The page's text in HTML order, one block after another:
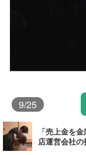
9/25
「売上金を
店運営会社